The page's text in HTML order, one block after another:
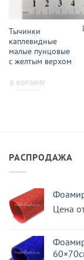
Тычинки
каплевидные
малые пунцовые
с желтым верхом
В КОРЗИНУ
РАСПРОДАЖА
Цена